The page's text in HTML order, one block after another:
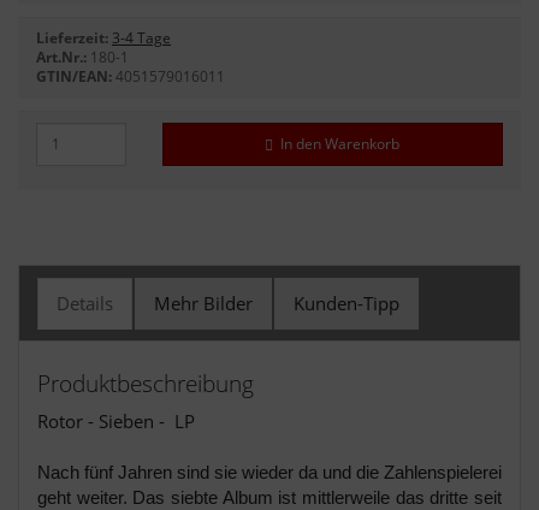
Lieferzeit: 3-4 Tage
Art.Nr.: 180-1
GTIN/EAN: 4051579016011
In den Warenkorb
Details Mehr Bilder Kunden-Tipp
Produktbeschreibung
Rotor - Sieben - LP
Nach fünf Jahren sind sie wieder da und die Zahlenspielerei
geht weiter. Das siebte Album ist mittlerweile das dritte seit